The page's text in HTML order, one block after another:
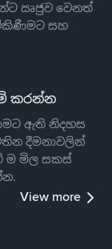
ඍජුව වෙනත්
සහ
කරන්න
ඇති නිදහස
දීමනාවලින්
ම මිල සකස්
View more